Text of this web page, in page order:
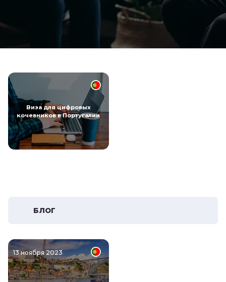
Виза для цифровых
кочевников в Португалии
БЛОГ
13 ноября 2023